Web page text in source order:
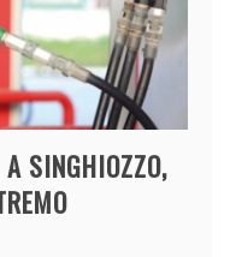
SINGHIOZZO,